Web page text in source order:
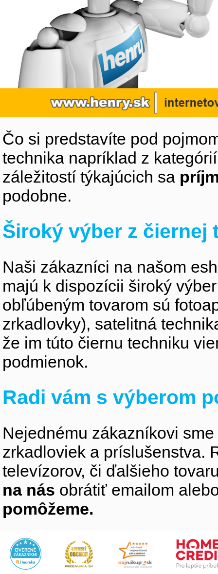
Čo si predstavíte pod
technika napríklad z
záležitostí týkajúcich sa
podobne.
Široký výber z čiernej
Naši zákazníci na našom
majú k dispozícii široký
obľúbeným tovarom sú
zrkadlovky), satelitná
že im túto čiernu techniku
podmienok.
Radi vám s výberom
Nejednému zákazníkovi
zrkadloviek a príslušenstva.
televízorov, či ďalšieho
na nás obrátiť emailom
pomôžeme.